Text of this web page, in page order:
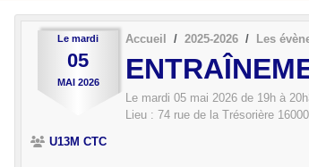
Le mardi
05
MAI 2026
Accueil 2025-2026 Les
Le mardi 05 mai 2026 de 19h à
Lieu : 74 rue de la Trésorière 16000
U13M CTC